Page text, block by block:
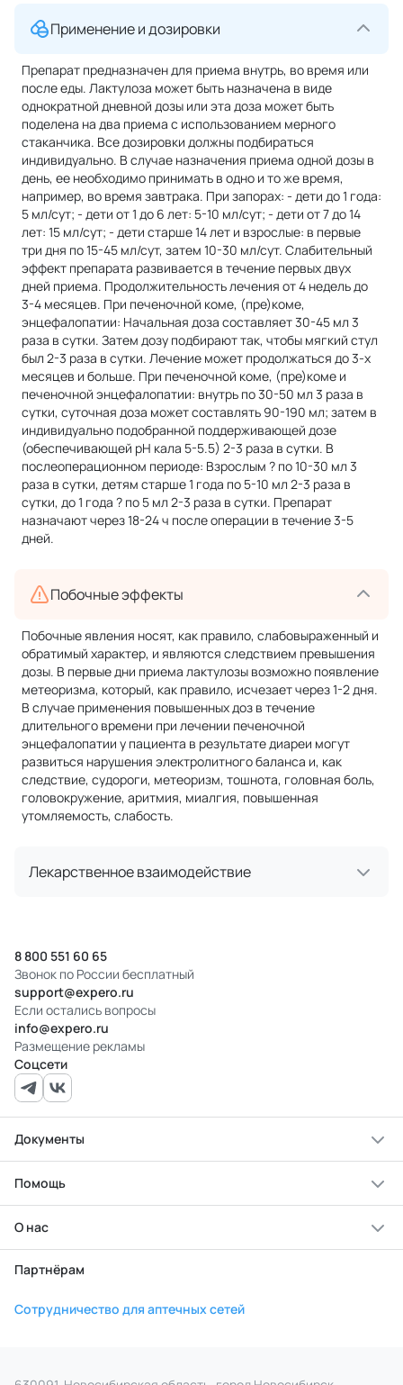
Применение и дозировки
Препарат предназначен для приема внутрь, во время или
после еды. Лактулоза может быть назначена в виде
однократной дневной дозы или эта доза может быть
поделена на два приема с использованием мерного
стаканчика. Все дозировки должны подбираться
индивидуально. В случае назначения приема одной дозы в
день, ее необходимо принимать в одно и то же время,
например, во время завтрака. При запорах: - дети до 1 года:
5 мл/сут; - дети от 1 до 6 лет: 5-10 мл/сут; - дети от 7 до 14
лет: 15 мл/сут; - дети старше 14 лет и взрослые: в первые
три дня по 15-45 мл/сут, затем 10-30 мл/сут. Слабительный
эффект препарата развивается в течение первых двух
дней приема. Продолжительность лечения от 4 недель до
3-4 месяцев. При печеночной коме, (пре)коме,
энцефалопатии: Начальная доза составляет 30-45 мл 3
раза в сутки. Затем дозу подбирают так, чтобы мягкий стул
был 2-3 раза в сутки. Лечение может продолжаться до 3-х
месяцев и больше. При печеночной коме, (пре)коме и
печеночной энцефалопатии: внутрь по 30-50 мл 3 раза в
сутки, суточная доза может составлять 90-190 мл; затем в
индивидуально подобранной поддерживающей дозе
(обеспечивающей рН кала 5-5.5) 2-3 раза в сутки. В
послеоперационном периоде: Взрослым ? по 10-30 мл 3
раза в сутки, детям старше 1 года по 5-10 мл 2-3 раза в
сутки, до 1 года ? по 5 мл 2-3 раза в сутки. Препарат
назначают через 18-24 ч после операции в течение 3-5
дней.
Побочные эффекты
Побочные явления носят, как правило, слабовыраженный и
обратимый характер, и являются следствием превышения
дозы. В первые дни приема лактулозы возможно появление
метеоризма, который, как правило, исчезает через 1-2 дня.
В случае применения повышенных доз в течение
длительного времени при лечении печеночной
энцефалопатии у пациента в результате диареи могут
развиться нарушения электролитного баланса и, как
следствие, судороги, метеоризм, тошнота, головная боль,
головокружение, аритмия, миалгия, повышенная
утомляемость, слабость.
Лекарственное взаимодействие
8 800 551 60 65
Звонок по России бесплатный
support@expero.ru
Если остались вопросы
info@expero.ru
Размещение рекламы
Соцсети
Документы
Помощь
О нас
Партнёрам
Сотрудничество для аптечных сетей